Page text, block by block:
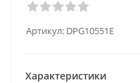
Артикул: DPG10551E
Характеристики